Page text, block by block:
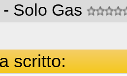
- Solo Gas
scritto: